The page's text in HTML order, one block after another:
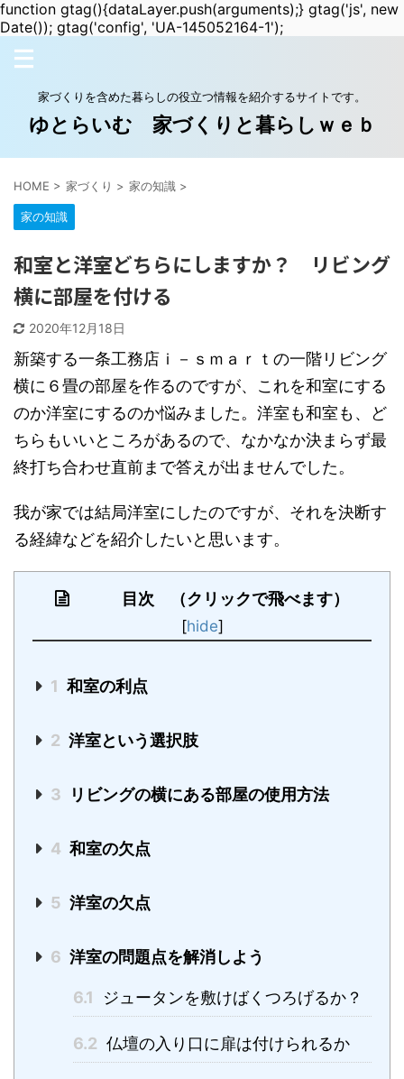
function gtag(){dataLayer.push(arguments);} gtag('js', new
Date()); gtag('config', 'UA-145052164-1');
家づくりを含めた暮らしの役立つ情報を紹介するサイトです。
ゆとらいむ 家づくりと暮らしｗｅｂ
HOME > 家づくり > 家の知識 >
家の知識
和室と洋室どちらにしますか？ リビング
横に部屋を付ける
2020年12月18日
新築する一条工務店ｉ－ｓｍａｒｔの一階リビング
横に６畳の部屋を作るのですが、これを和室にする
のか洋室にするのか悩みました。洋室も和室も、ど
ちらもいいところがあるので、なかなか決まらず最
終打ち合わせ直前まで答えが出ませんでした。
我が家では結局洋室にしたのですが、それを決断す
る経緯などを紹介したいと思います。
目次 （クリックで飛べます）
[hide]
1 和室の利点
2 洋室という選択肢
3 リビングの横にある部屋の使用方法
4 和室の欠点
5 洋室の欠点
6 洋室の問題点を解消しよう
6.1 ジュータンを敷けばくつろげるか？
6.2 仏壇の入り口に扉は付けられるか